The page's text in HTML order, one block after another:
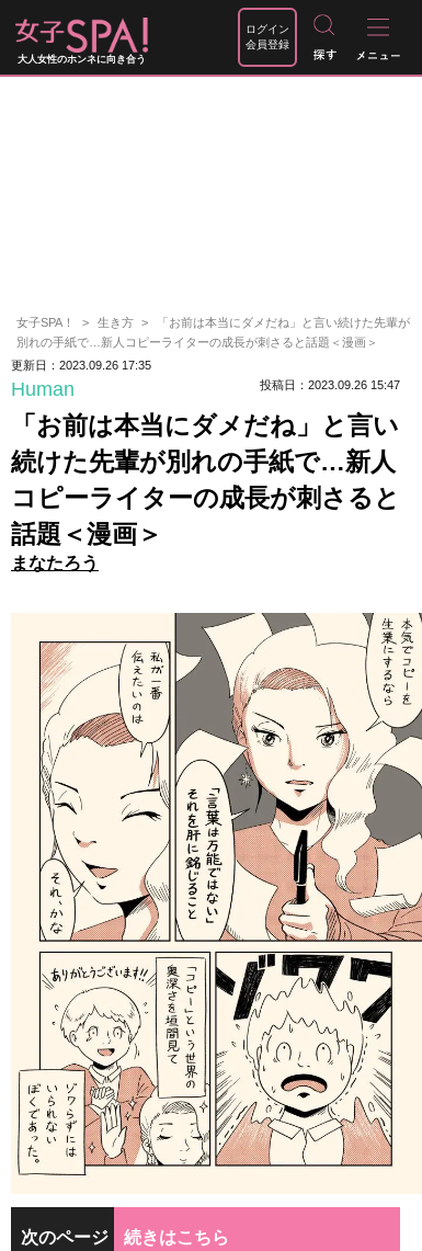
大人女性のホンネに向き合う
ログイン
会員登録
女子SPA！ 生き方
「お前は本当にダメだね」と言い続けた先輩が
別れの手紙で…新人コピーライターの成長が刺さると話題＜漫画＞
更新日：2023.09.26 17:35
Human 投稿日：2023.09.26 15:47
「お前は本当にダメだね」と言い
続けた先輩が別れの手紙で…新人
コピーライターの成長が刺さると
話題＜漫画＞
まなたろう
次のページ 続きはこちら